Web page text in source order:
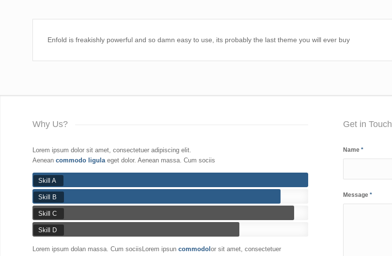
Enfold is freakishly powerful and so damn easy to use, its probably the last theme you will ever buy
Why Us?
Lorem ipsum dolor sit amet, consectetuer adipiscing elit.
Aenean commodo ligula eget dolor. Aenean massa. Cum sociis
Skill A
Skill B
Skill C
Skill D
Lorem ipsum dolan massa. Cum sociisLorem ipsun commodolor sit amet, consectetuer
Get in Touch
Name*
Message*